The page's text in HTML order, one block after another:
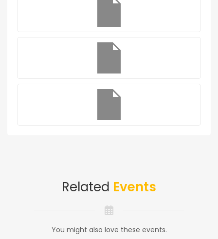
Related Events
You might also love these events.